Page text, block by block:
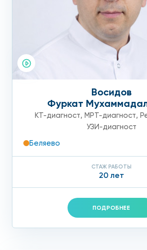
Восидов
Фуркат
КТ-диагност, МРТ-диагност,
УЗИ-диагност
Беляево
СТАЖ РАБОТЫ
20 лет
ПОДРОБНЕЕ